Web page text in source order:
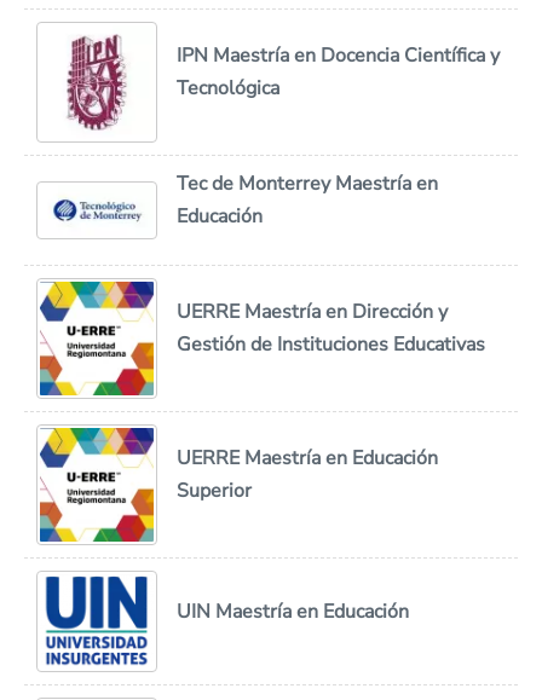
IPN Maestría en Docencia Científica y
Tecnológica
Tec de Monterrey Maestría en
Educación
UERRE Maestría en Dirección y
Gestión de Instituciones Educativas
UERRE Maestría en Educación
Superior
UIN Maestría en Educación